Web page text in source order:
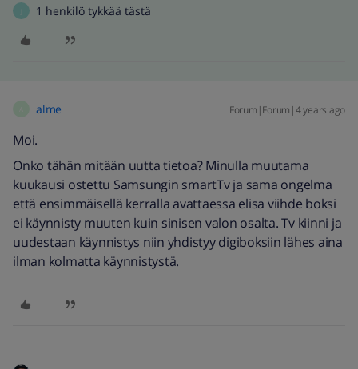
1 henkilö tykkää tästä
alme Forum|Forum|4 years ago
Moi.
Onko tähän mitään uutta tietoa? Minulla muutama
kuukausi ostettu Samsungin smartTv ja sama ongelma
että ensimmäisellä kerralla avattaessa elisa viihde boksi
ei käynnisty muuten kuin sinisen valon osalta. Tv kiinni ja
uudestaan käynnistys niin yhdistyy digiboksiin lähes aina
ilman kolmatta käynnistystä.